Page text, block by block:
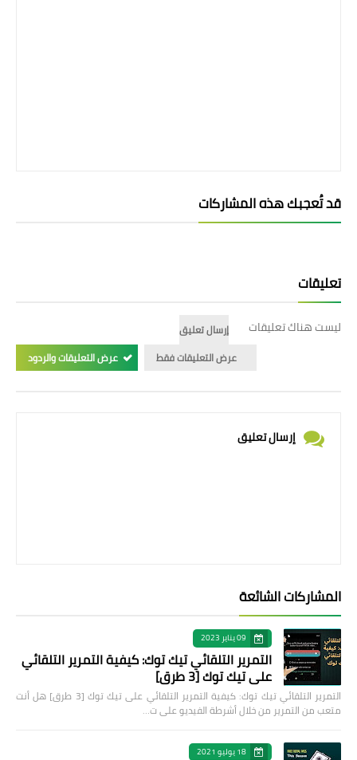
قد تُعجبك هذه المشاركات
تعليقات
ليست هناك تعليقات
إرسال تعليق
عرض التعليقات فقط
عرض التعليقات والردود
إرسال تعليق
المشاركات الشائعة
09 يناير 2023
التمرير التلقائي تيك توك: كيفية التمرير التلقائي
على تيك توك [3 طرق]
التمرير التلقائي تيك توك: كيفية التمرير التلقائي على تيك توك [3 طرق] هل أنت
متعب من التمرير من خلال أشرطة الفيديو على ت…
18 يوليو 2021